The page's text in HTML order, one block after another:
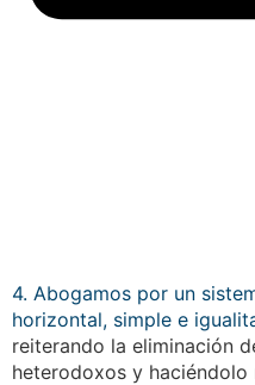
4. Abogamos por un
horizontal, simple e
reiterando la eliminación
heterodoxos y haciéndolo